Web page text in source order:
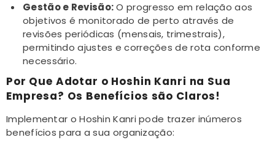
Gestão e Revisão:O progresso em relação aos
objetivos é monitorado de perto através de
revisões periódicas (mensais, trimestrais),
permitindo ajustes e correções de rota conforme
necessário.
Por Que Adotar o Hoshin Kanri na Sua
Empresa? Os Benefícios são Claros!
Implementar o Hoshin Kanri pode trazer inúmeros
benefícios para a sua organização: